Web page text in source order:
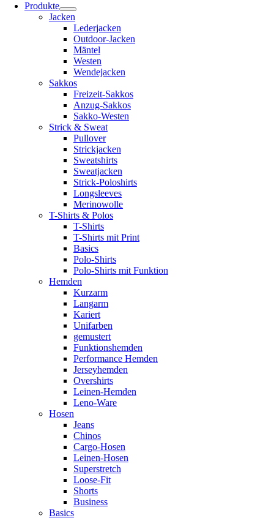
Produkte
Jacken
Lederjacken
Outdoor-Jacken
Mäntel
Westen
Wendejacken
Sakkos
Freizeit-Sakkos
Anzug-Sakkos
Sakko-Westen
Strick & Sweat
Pullover
Strickjacken
Sweatshirts
Sweatjacken
Strick-Poloshirts
Longsleeves
Merinowolle
T-Shirts & Polos
T-Shirts
T-Shirts mit Print
Basics
Polo-Shirts
Polo-Shirts mit Funktion
Hemden
Kurzarm
Langarm
Kariert
Unifarben
gemustert
Funktionshemden
Performance Hemden
Jerseyhemden
Overshirts
Leinen-Hemden
Leno-Ware
Hosen
Jeans
Chinos
Cargo-Hosen
Leinen-Hosen
Superstretch
Loose-Fit
Shorts
Business
Basics